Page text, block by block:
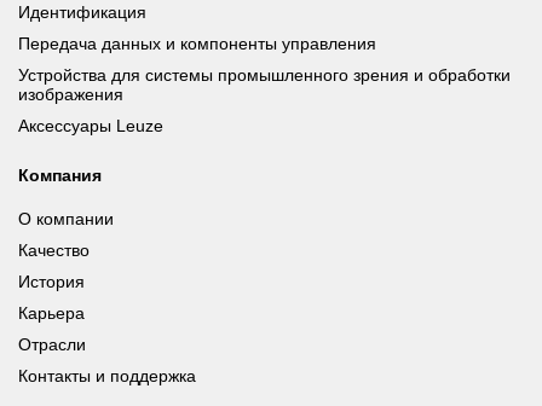
Идентификация
Передача данных и компоненты управления
Устройства для системы промышленного зрения и обработки
изображения
Аксессуары Leuze
Компания
О компании
Качество
История
Карьера
Отрасли
Контакты и поддержка